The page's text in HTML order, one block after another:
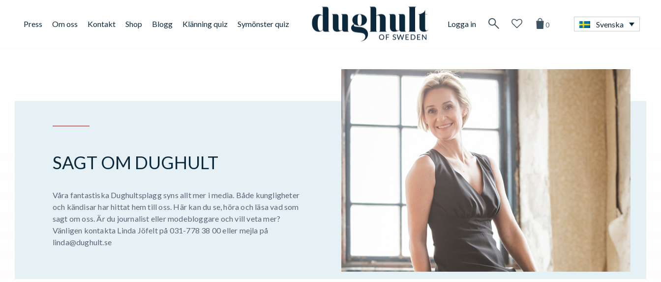
Press Om oss Kontakt Shop Blogg Klänning quiz Symönster quiz Logga in 0 Svenska
SAGT OM DUGHULT
Våra fantastiska Dughultsplagg syns allt mer i media. Både kungligheter
och kändisar har hittat hem till oss. Här kan du se, höra och läsa vad som
sagt om oss. Är du journalist eller modebloggare och vill veta mer?
Vänligen kontakta Linda Jöfelt på 031-778 38 00 eller mejla på
linda@dughult.se